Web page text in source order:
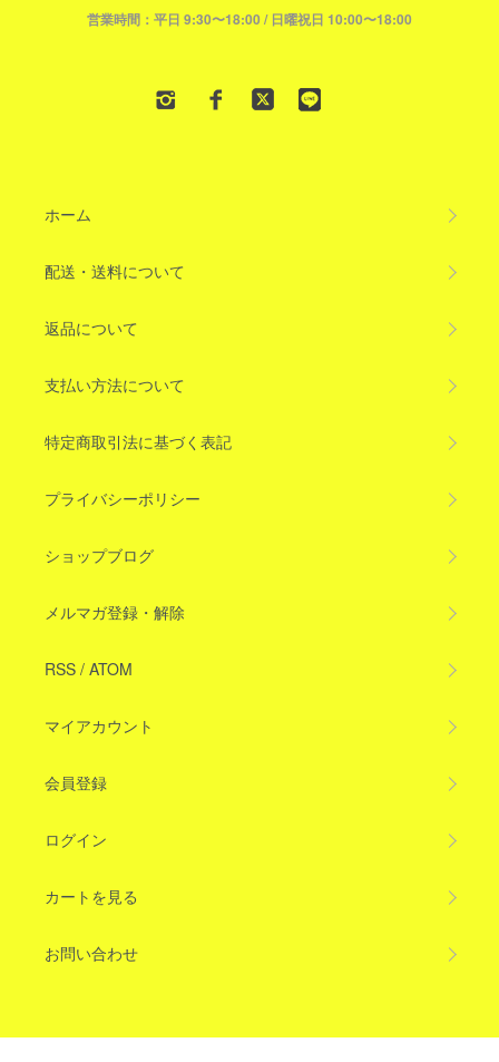
営業時間：平日 9:30〜18:00 / 日曜祝日 10:00〜18:00
ホーム
配送・送料について
返品について
支払い方法について
特定商取引法に基づく表記
プライバシーポリシー
ショップブログ
メルマガ登録・解除
RSS / ATOM
マイアカウント
会員登録
ログイン
カートを見る
お問い合わせ